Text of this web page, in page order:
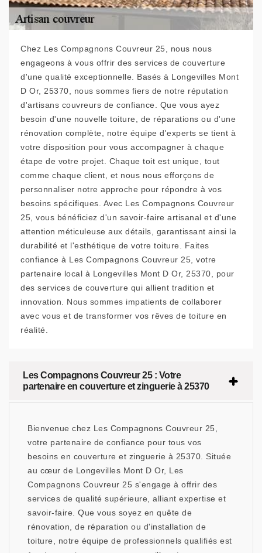
Chez Les Compagnons Couvreur 25, nous nous
engageons à vous offrir des services de couverture
d'une qualité exceptionnelle. Basés à Longevilles Mont
D Or, 25370, nous sommes fiers de notre réputation
d'artisans couvreurs de confiance. Que vous ayez
besoin d'une nouvelle toiture, de réparations ou d'une
rénovation complète, notre équipe d'experts se tient à
votre disposition pour vous accompagner à chaque
étape de votre projet. Chaque toit est unique, tout
comme chaque client, et nous nous efforçons de
personnaliser notre approche pour répondre à vos
besoins spécifiques. Avec Les Compagnons Couvreur
25, vous bénéficiez d'un savoir-faire artisanal et d'une
attention méticuleuse aux détails, garantissant ainsi la
durabilité et l'esthétique de votre toiture. Faites
confiance à Les Compagnons Couvreur 25, votre
partenaire local à Longevilles Mont D Or, 25370, pour
des services de couverture qui allient tradition et
innovation. Nous sommes impatients de collaborer
avec vous et de transformer vos rêves de toiture en
réalité.
Les Compagnons Couvreur 25 : Votre
partenaire en couverture et zinguerie à 25370
Bienvenue chez Les Compagnons Couvreur 25,
votre partenaire de confiance pour tous vos
besoins en couverture et zinguerie à 25370. Située
au cœur de Longevilles Mont D Or, Les
Compagnons Couvreur 25 s'engage à offrir des
services de qualité supérieure, alliant expertise et
savoir-faire. Que vous soyez en quête de
rénovation, de réparation ou d'installation de
toiture, notre équipe de professionnels qualifiés est